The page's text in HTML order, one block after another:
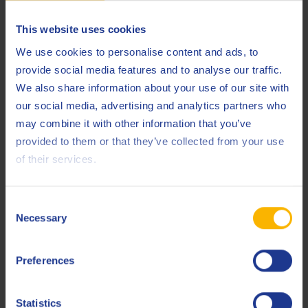
This website uses cookies
We use cookies to personalise content and ads, to
provide social media features and to analyse our traffic.
We also share information about your use of our site with
our social media, advertising and analytics partners who
may combine it with other information that you’ve
provided to them or that they’ve collected from your use
of their services.
Selection
Necessary
Preferences
Statistics
Mélange/production
L’étape de mélange a été calculée en utilisant des
données primaires au niveau de l’usine pour le site de
Belgique.
La consommation totale d’énergie et le volume d’huile
lubrifiante produit ont été fournis pour l’année 2021.
Les impacts sont alloués à 1 kg de produit final.
Allocation par unité fonctionnelle
Les émissions de GES provenant de la production des huiles
lubrifiantes sont calculées en fonction de la recette, par kg
fonctionnelle (km ou heure d’utilisation, selon le type